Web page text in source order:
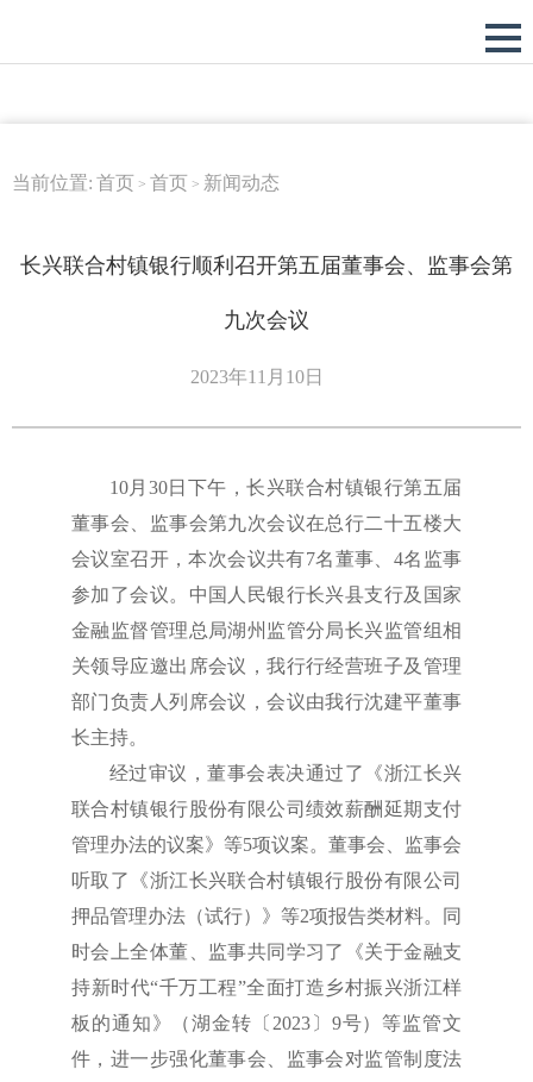
当前位置: 首页 > 首页 > 新闻动态
长兴联合村镇银行顺利召开第五届董事会、监事会第
九次会议
2023年11月10日
10月30日下午，长兴联合村镇银行第五届
董事会、监事会第九次会议在总行二十五楼大
会议室召开，本次会议共有7名董事、4名监事
参加了会议。中国人民银行长兴县支行及 国家
金融监督管理总局湖州监管分局长兴监管组相
关领导应邀出席会议，我行行经营班子及管理
部门负责人列席会议，会议由我行沈建平董事
长主持。
经过审议，董事会表决通过了《浙江长兴
联合村镇银行股份有限公司绩效薪酬延期支付
管理办法的议案》等5项议案。 董事会、监事会
听取了《浙江长兴联合村镇银行股份有限公司
押品管理办法（试行）》 等2项报告类材料。同
时会上全体董、监事共同学习了
《关于金融支
持新时代“千万工程”全面打造乡村振兴浙江样
板的通知》（湖金转〔2023〕9号） 等监管文
件，进一步强化董事会、监事会对监管制度法